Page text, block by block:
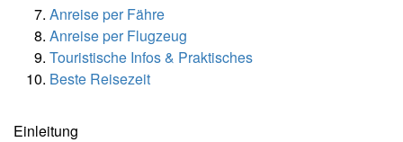
Anreise per Fähre
Anreise per Flugzeug
Touristische Infos & Praktisches
Beste Reisezeit
Einleitung